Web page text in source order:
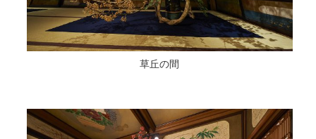
草丘の間